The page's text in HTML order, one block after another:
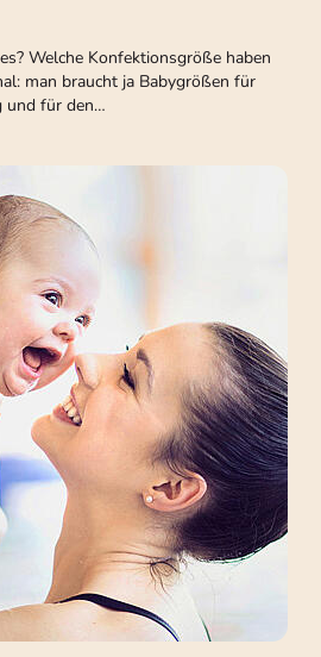
Welche Konfektionsgröße haben
man braucht ja Babygrößen für
und für den…